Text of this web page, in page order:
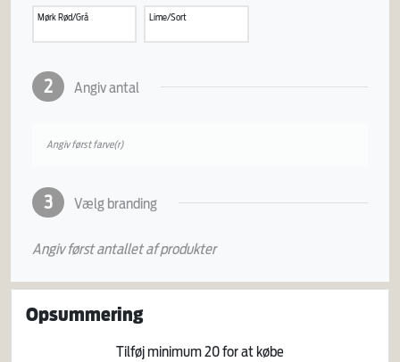
Mørk Rød/Grå Lime/Sort
2 Angiv antal
Angiv først farve(r)
3 Vælg branding
Angiv først antallet af produkter
Opsummering
Tilføj minimum20for at købe